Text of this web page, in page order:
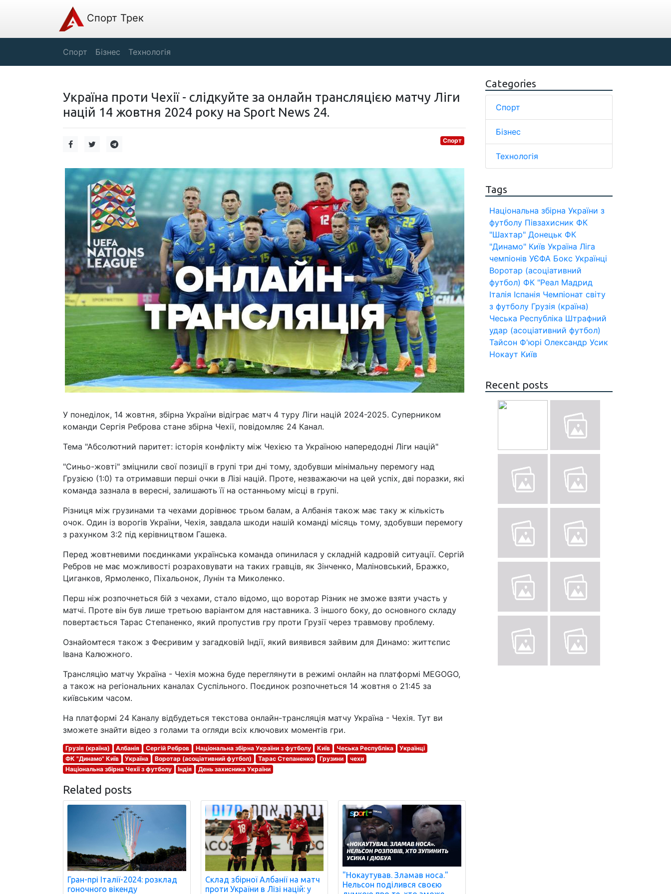
Спорт Трек
Спорт Бізнес Технологія
Україна проти Чехії - слідкуйте за онлайн трансляцією матчу Ліги
націй 14 жовтня 2024 року на Sport News 24.
Спорт
У понеділок, 14 жовтня, збірна України відіграє матч 4 туру Ліги націй 2024-2025. Суперником
команди Сергія Реброва стане збірна Чехії, повідомляє 24 Канал.
Тема "Абсолютний паритет: історія конфлікту між Чехією та Україною напередодні Ліги націй"
"Синьо-жовті" зміцнили свої позиції в групі три дні тому, здобувши мінімальну перемогу над
Грузією (1:0) та отримавши перші очки в Лізі націй. Проте, незважаючи на цей успіх, дві поразки, які
команда зазнала в вересні, залишають її на останньому місці в групі.
Різниця між грузинами та чехами дорівнює трьом балам, а Албанія також має таку ж кількість
очок. Один із ворогів України, Чехія, завдала шкоди нашій команді місяць тому, здобувши перемогу
з рахунком 3:2 під керівництвом Гашека.
Перед жовтневими поєдинками українська команда опинилася у складній кадровій ситуації. Сергій
Ребров не має можливості розраховувати на таких гравців, як Зінченко, Маліновський, Бражко,
Циганков, Ярмоленко, Піхальонок, Лунін та Миколенко.
Перш ніж розпочнеться бій з чехами, стало відомо, що воротар Різник не зможе взяти участь у
матчі. Проте він був лише третьою варіантом для наставника. З іншого боку, до основного складу
повертається Тарас Степаненко, який пропустив гру проти Грузії через травмову проблему.
Ознайомтеся також з Феєривим у загадковій Індії, який виявився зайвим для Динамо: життєпис
Івана Калюжного.
Трансляцію матчу Україна - Чехія можна буде переглянути в режимі онлайн на платформі MEGOGO,
а також на регіональних каналах Суспільного. Поєдинок розпочнеться 14 жовтня о 21:45 за
київським часом.
На платформі 24 Каналу відбудеться текстова онлайн-трансляція матчу Україна - Чехія. Тут ви
зможете знайти відео з голами та огляди всіх ключових моментів гри.
Грузія (країна) Албанія Сергій Ребров Національна збірна України з футболу Київ Чеська Республіка
Українці
ФК "Динамо" Київ
Україна Воротар (асоціативний футбол) Тарас Степаненко Грузини
чехи
Національна збірна Чехії з футболу
Індія День захисника України
Related posts
Гран-прі Італії-2024: розклад
гоночного вікенду
Склад збірної Албанії на матч
проти України в Лізі націй: у
"Нокаутував. Зламав носа."
Нельсон поділився своєю
Categories
Спорт
Бізнес
Технологія
Tags
Національна збірна України з
футболу Півзахисник ФК
"Шахтар" Донецьк ФК
"Динамо" Київ Україна Ліга
чемпіонів УЄФА Бокс Українці
Воротар (асоціативний
футбол) ФК "Реал Мадрид
Італія Іспанія Чемпіонат світу
з футболу Грузія (країна)
Чеська Республіка Штрафний
удар (асоціативний футбол)
Тайсон Ф'юрі Олександр Усик
Нокаут Київ
Recent posts